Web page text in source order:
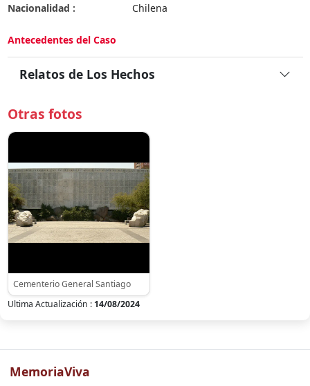
Nacionalidad :
Chilena
Antecedentes del Caso
Relatos de Los Hechos
Otras fotos
Cementerio General Santiago
Ultima Actualización : 14/08/2024
MemoriaViva